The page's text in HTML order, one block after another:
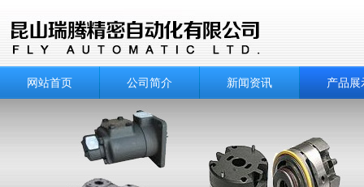
网站首页 公司简介 新闻资讯 产品展